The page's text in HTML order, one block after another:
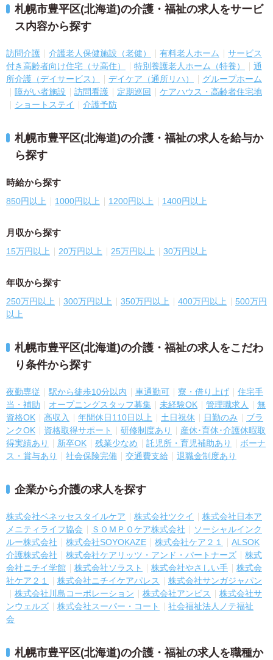
札幌市豊平区(北海道)の介護・福祉の求人をサービ
ス内容から探す
訪問介護 介護老人保健施設（老健） 有料老人ホーム
サービス
付き高齢者向け住宅（サ高住）
特別養護老人ホーム（特養）
通
所介護（デイサービス）
デイケア（通所リハ）
グループホーム
障がい者施設
訪問看護 定期巡回
ケアハウス・高齢者住宅地
ショートステイ
介護予防
札幌市豊平区(北海道)の介護・福祉の求人を給与か
ら探す
時給から探す
850円以上 1000円以上 1200円以上 1400円以上
月収から探す
15万円以上 20万円以上 25万円以上 30万円以上
年収から探す
250万円以上 300万円以上 350万円以上 400万円以上
500万円
以上
札幌市豊平区(北海道)の介護・福祉の求人をこだわ
り条件から探す
夜勤専従 駅から徒歩10分以内 車通勤可 寮・借り上げ
住宅手
当・補助
オープニングスタッフ募集 未経験OK 管理職求人
無
資格OK
高収入 年間休日110日以上 土日祝休 日勤のみ
ブラ
ンクOK
資格取得サポート 研修制度あり
産休･育休･介護休暇取
得実績あり
新卒OK 残業少なめ 託児所・育児補助あり
ボーナ
ス・賞与あり
社会保険完備 交通費支給 退職金制度あり
企業から介護の求人を探す
株式会社ベネッセスタイルケア 株式会社ツクイ
株式会社日本ア
メニティライフ協会
ＳＯＭＰＯケア株式会社
ソーシャルインク
ルー株式会社
株式会社SOYOKAZE 株式会社ケア２１
ALSOK
介護株式会社
株式会社ケアリッツ・アンド・パートナーズ
株式
会社ニチイ学館
株式会社ソラスト 株式会社やさしい手
株式会
社ケア２１
株式会社ニチイケアパレス
株式会社サンガジャパン
株式会社川島コーポレーション
株式会社アンビス
株式会社サ
ンウェルズ
株式会社スーパー・コート
社会福祉法人ノテ福祉
会
札幌市豊平区(北海道)の介護・福祉の求人を職種か